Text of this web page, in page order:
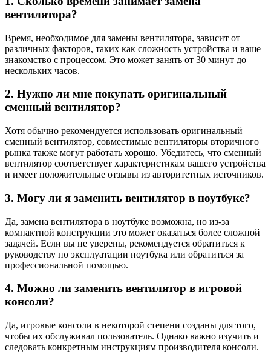
вентилятора?
Время, необходимое для замены вентилятора, зависит от
различных факторов, таких как сложность устройства и ваше
знакомство с процессом. Это может занять от 30 минут до
нескольких часов.
2. Нужно ли мне покупать оригинальный
сменный вентилятор?
Хотя обычно рекомендуется использовать оригинальный
сменный вентилятор, совместимые вентиляторы вторичного
рынка также могут работать хорошо. Убедитесь, что сменный
вентилятор соответствует характеристикам вашего устройства
и имеет положительные отзывы из авторитетных источников.
3. Могу ли я заменить вентилятор в ноутбуке?
Да, замена вентилятора в ноутбуке возможна, но из-за
компактной конструкции это может оказаться более сложной
задачей. Если вы не уверены, рекомендуется обратиться к
руководству по эксплуатации ноутбука или обратиться за
профессиональной помощью.
4. Можно ли заменить вентилятор в игровой
консоли?
Да, игровые консоли в некоторой степени созданы для того,
чтобы их обслуживал пользователь. Однако важно изучить и
следовать конкретным инструкциям производителя консоли.